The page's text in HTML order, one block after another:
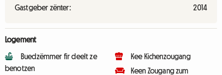
Gastgeber zënter:
2014
Logement
Buedzëmmer fir deelt ze
benotzen
Kee Kichenzougang
Keen Zougang zum